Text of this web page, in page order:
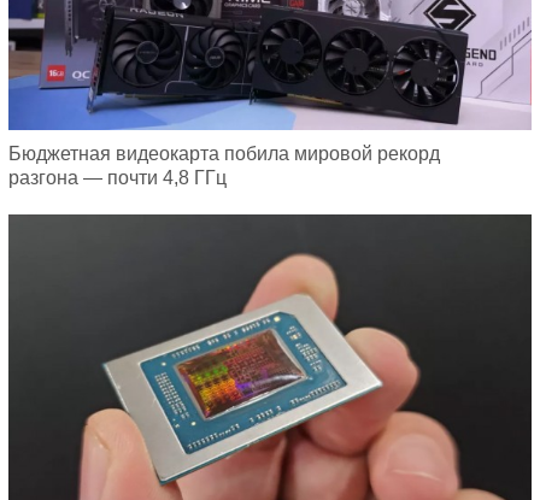
Бюджетная видеокарта побила мировой рекорд
разгона — почти 4,8 ГГц